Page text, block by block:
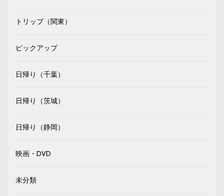
トリップ（関東）
ピックアップ
日帰り（千葉）
日帰り（茨城）
日帰り（静岡）
映画・DVD
未分類